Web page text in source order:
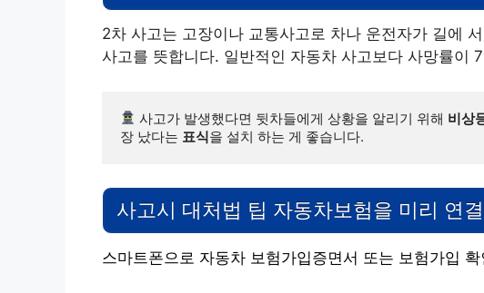
2차 사고는 고장이나 교통사고로 차나 운전자가 길에
사고를 뜻합니다. 일반적인 자동차 사고보다 사망률이
사고가 발생했다면 뒷차들에게 상황을 알리기 위해 비상
장 났다는 표식을 설치 하는 게 좋습니다.
사고시 대처법 팁 자동차보험을 미리 연
스마트폰으로 자동차 보험가입증면서 또는 보험가입